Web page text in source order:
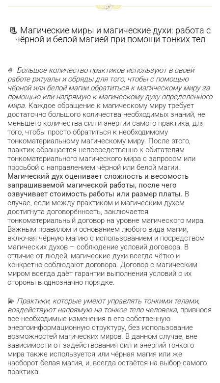
📃 Магические миры и магические духи: работа с
чёрной и белой магией при помощи тонких тел
🤌 Большое количество практиков используют в своей
работе ритуалы и обряды для того, чтобы с помощью
чёрной или белой магии обратиться к магическому миру за
помощью или напрямую к магическому духу определённого
мира. Каждое обращение к магическому миру требует
достаточно большого количества необходимых знаний, не
меньшего количества сил и энергии самого практика, для
того, чтобы просто обратиться к необходимому
тонкоматериальному магическому миру. После этого,
практик обращается непосредственно к обитателям
тонкоматериального магического мира с запросом или
просьбой с направлением чёрной или белой магии.
Магический дух оценивает сложность и весомость
запрашиваемой магической работы, после чего
озвучивает стоимость работы или размер платы. В
случае, если между практиком и магическим духом
достигнута договорённость, заключается
тонкоматериальный договор на уровне магического мира.
Важным правилом и основанием любого вида магии,
включая чёрную магию с использованием и посредством
магических духов – соблюдение условий договора. В
отличие от людей, магические духи всегда чётко и
конкретно соблюдают договора. Договор с магическим
миром всегда даёт гарантии выполнения условий с их
стороны в однозначно порядке.
💫 Практики, которые умеют управлять тонкими телами,
воздействуют напрямую на тонкое тело человека, привнося
все необходимые изменения в его собственную
энергоинформационную структуру, без использование
возможностей магических миров. В данном случае, вне
зависимости от задействования сил и энергий тонкого
мира также используется или чёрная магия или же
наоборот белая магия, и, всегда остаётся на выбор самого
практика.